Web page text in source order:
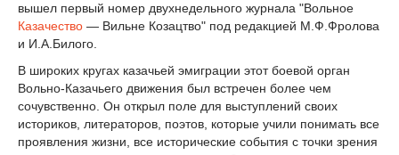
вышел первый номер двухнедельного журнала "Вольное
Казачество — Вильне Козацтво" под редакцией М.Ф.Фролова
и И.А.Билого.
В широких кругах казачьей эмиграции этот боевой орган
Вольно-Казачьего движения был встречен более чем
сочувственно. Он открыл поле для выступлений своих
историков, литераторов, поэтов, которые учили понимать все
проявления жизни, все исторические события с точки зрения